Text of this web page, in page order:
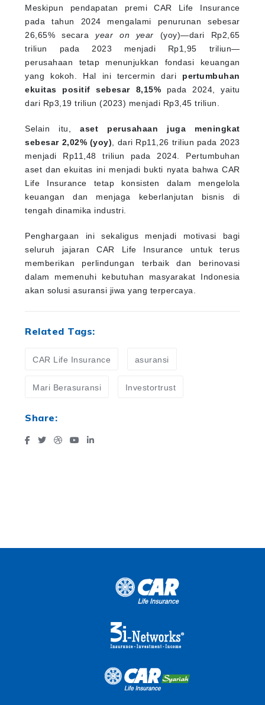
Meskipun pendapatan premi CAR Life Insurance
pada tahun 2024 mengalami penurunan sebesar
26,65% secarayear on year (yoy)—dari Rp2,65
triliun pada 2023 menjadi Rp1,95 triliun—
perusahaan tetap menunjukkan fondasi keuangan
yang kokoh. Hal ini tercermin dari pertumbuhan
ekuitas positif sebesar 8,15% pada 2024, yaitu
dari Rp3,19 triliun (2023) menjadi Rp3,45 triliun.
Selain itu,aset perusahaan juga meningkat
sebesar 2,02% (yoy) , dari Rp11,26 triliun pada 2023
menjadi Rp11,48 triliun pada 2024. Pertumbuhan
aset dan ekuitas ini menjadi bukti nyata bahwa CAR
Life Insurance tetap konsisten dalam mengelola
keuangan dan menjaga keberlanjutan bisnis di
tengah dinamika industri.
Penghargaan ini sekaligus menjadi motivasi bagi
seluruh jajaran CAR Life Insurance untuk terus
memberikan perlindungan terbaik dan berinovasi
dalam memenuhi kebutuhan masyarakat Indonesia
akan solusi asuransi jiwa yang terpercaya.
Related Tags:
CAR Life Insurance asuransi
Mari Berasuransi Investortrust
Share: